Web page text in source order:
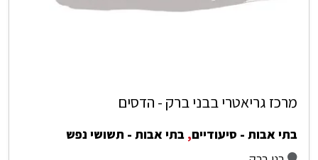
מרכז גריאטרי בבני ברק - הדסים
בתי אבות - סיעודיים, בתי אבות - תשושי נפש